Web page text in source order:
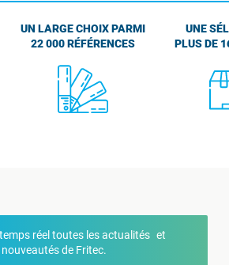
UN LARGE CHOIX PARMI
22 000 RÉFÉRENCES
UNE
PLUS DE
temps réel toutes les actualités et
nouveautés de Fritec.